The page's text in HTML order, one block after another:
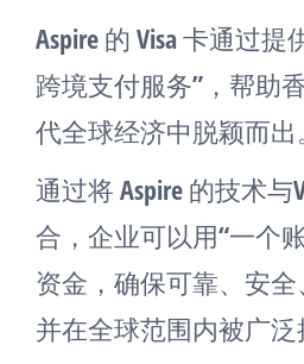
Aspire 的 Visa 卡通过
跨境支付服务”，帮助
代全球经济中脱颖而出。
通过将 Aspire 的技术与
合，企业可以用“一个
资金，确保可靠、安全
并在全球范围内被广泛